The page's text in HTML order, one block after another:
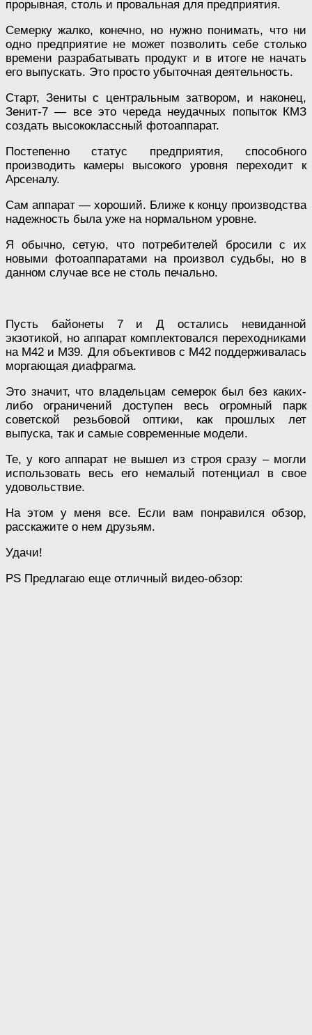
прорывная, столь и провальная для предприятия.
Семерку жалко, конечно, но нужно понимать, что ни
одно предприятие не может позволить себе столько
времени разрабатывать продукт и в итоге не начать
его выпускать. Это просто убыточная деятельность.
Старт, Зениты с центральным затвором, и наконец,
Зенит-7 — все это череда неудачных попыток КМЗ
создать высококлассный фотоаппарат.
Постепенно статус предприятия, способного
производить камеры высокого уровня переходит к
Арсеналу.
Сам аппарат — хороший. Ближе к концу производства
надежность была уже на нормальном уровне.
Я обычно, сетую, что потребителей бросили с их
новыми фотоаппаратами на произвол судьбы, но в
данном случае все не столь печально.
Пусть байонеты 7 и Д остались невиданной
экзотикой, но аппарат комплектовался переходниками
на М42 и М39. Для объективов с М42 поддерживалась
моргающая диафрагма.
Это значит, что владельцам семерок был без каких-
либо ограничений доступен весь огромный парк
советской резьбовой оптики, как прошлых лет
выпуска, так и самые современные модели.
Те, у кого аппарат не вышел из строя сразу – могли
использовать весь его немалый потенциал в свое
удовольствие.
На этом у меня все. Если вам понравился обзор,
расскажите о нем друзьям.
Удачи!
PS Предлагаю еще отличный видео-обзор: